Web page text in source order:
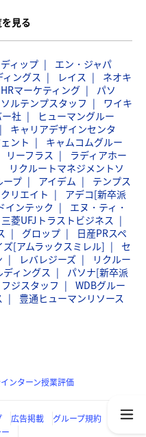
見る
ディップ
エン・ジャパ
ングス レイス
ネオキ
マーケティング
パソ
ルテンプスタッフ
ワイキ
社
ヒューマングルー
キャリアデザインセンタ
ント
キャムコムグルー
リーフラス
ラディアホー
リクルートマネジメントソ
ープ アイデム
テンプス
リエイト
アデコ[新卒派
インテック
エヌ・ティ・
三菱UFJトラストビジネス
グロップ
日産PRスペ
ズ[アムラックスミレル]
セ
レバレジーズ
リクルー
ィングス
パソナ[新卒派
フジスタッフ
WDBグルー
豊通ヒューマンリソース
インターン授業評価
広告掲載
グループ規約